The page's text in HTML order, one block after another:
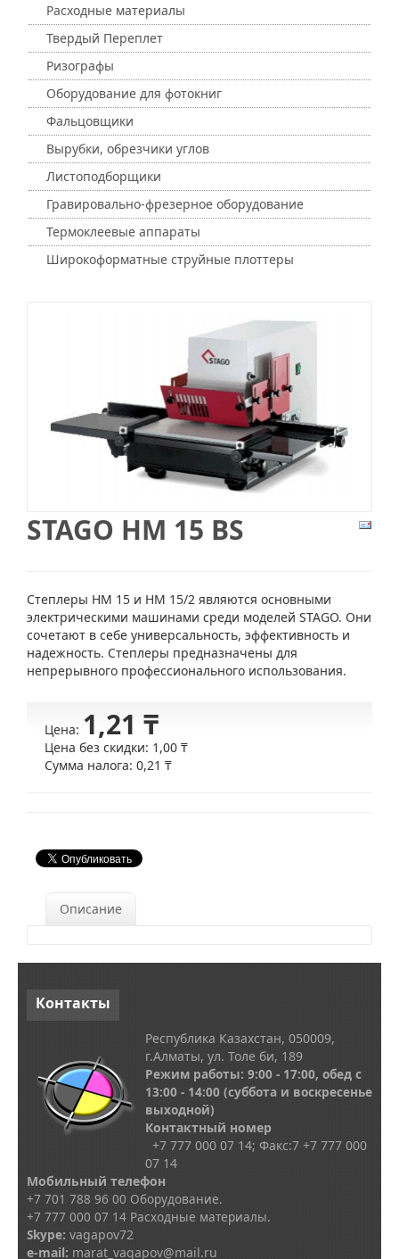
Расходные материалы
Твердый Переплет
Ризографы
Оборудование для фотокниг
Фальцовщики
Вырубки, обрезчики углов
Листоподборщики
Гравировально-фрезерное оборудование
Термоклеевые аппараты
Широкоформатные струйные плоттеры
STAGO HM 15 BS
Степлеры HM 15 и HM 15/2 являются основными
электрическими машинами среди моделей STAGO. Они
сочетают в себе универсальность, эффективность и
надежность. Степлеры предназначены для
непрерывного профессионального использования.
Цена: 1,21 ₸
Цена без скидки: 1,00 ₸
Сумма налога: 0,21 ₸
Описание
Контакты
Республика Казахстан, 050009,
г.Алматы, ул. Толе би, 189
Режим работы: 9:00 - 17:00, обед с
13:00 - 14:00 (суббота и воскресенье
выходной)
Контактный номер
+7 777 000 07 14; Факс:7 +7 777 000
07 14
Мобильный телефон
+7 701 788 96 00 Оборудование.
+7 777 000 07 14 Расходные материалы.
Skype: vagapov72
e-mail: marat_vagapov@mail.ru